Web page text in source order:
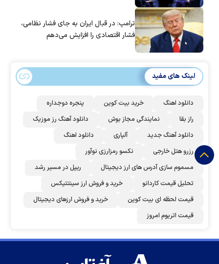
ترامپ: در قبال ایران به جای فشار نظامی،
فشار اقتصادی را افزایش می‌دهم
لینک های مفید
دانلود اهنگ خرید بیت کوین
پنجره دوجداره
راز بقا
نمایندگی مجاز بوش
دانلود آهنگ رز‌ موزیک
دانلود آهنگ جدید
آلپاری
دانلود اهنگ
رزرو هتل خارجی
نکسو رمزارزی نوآور
مسموم سازی آدرس های ارز دیجیتال
ریپل در مسیر رشد
تحلیل قیمت کاردانو
خرید و فروش ارز سینتتیکس
قیمت لحظه ای بیت کوین
خرید و فروش ارزهای دیجیتال
قیمت اتریوم امروز